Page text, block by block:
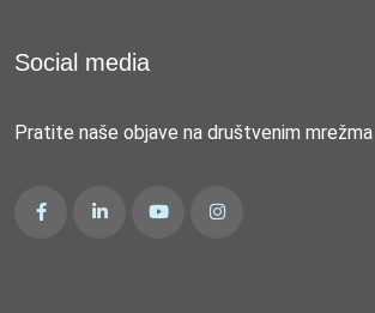
Social media
Pratite naše objave na društvenim mrežma